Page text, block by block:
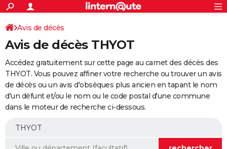
ACTUALITÉS
Politique
Société
Faits Divers
Education
Monde
Villes
+
SPORT
Coupe du monde 2026
Football
Tennis
Cyclisme
Rugby
Forum
Programme TV
TNT
Streaming
Cinéma
Sorties cinéma
Musique
+
FINANCE
Retraite
Impôts
Epargne
Immobilier
Risques naturels par ville
Banque
Assurance
Crédit
AUTO
Essais
Réserver un essai
Citadines
Berlines
SUV
Forum auto
+
Mobiles
Meilleur smartphone
Internet
Ordinateurs
Jeux vidéo
Guide high-tech
Avis de décès
Avis de décès THYOT
Accédez gratuitement sur cette page au carnet des décès des
THYOT. Vous pouvez affiner votre recherche ou trouver un avis
de décès ou un avis d'obsèques plus ancien en tapant le nom
d'un défunt et/ou le nom ou le code postal d'une commune
dans le moteur de recherche ci-dessous.